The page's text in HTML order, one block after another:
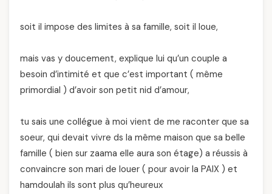
soit il impose des limites à sa famille, soit il loue,
mais vas y doucement, explique lui qu’un couple a
besoin d’intimité et que c’est important ( même
primordial ) d’avoir son petit nid d’amour,
tu sais une collégue à moi vient de me raconter que sa
soeur, qui devait vivre ds la même maison que sa belle
famille ( bien sur zaama elle aura son étage) a réussis à
convaincre son mari de louer ( pour avoir la PAIX ) et
hamdoulah ils sont plus qu’heureux